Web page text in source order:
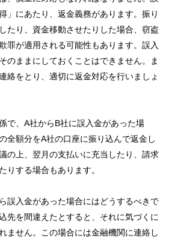
」にあたり、返金義務があります。振り
たり、資金移動させたりした場合、窃盗
罪が適用される可能性もあります。誤入
のままにしておくことはできません。ま
絡をとり、適切に返金対応を行いましょ
で、A社からB社に誤入金があった場
全額分をA社の口座に振り込んで返金し
の上、翌月の支払いに充当したり、請求
りする場合もあります。
誤入金があった場合にはどうするべきで
先を間違えたとすると、それに気づくに
ません。この場合には金融機関に連絡し